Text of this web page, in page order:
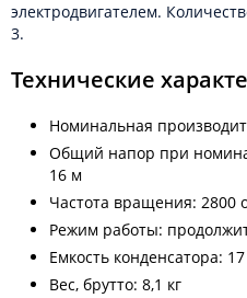
электродвигателем.
3.
Технические
Номинальная
Общий напор при
16 м
Частота вращения: 2800
Режим работы:
Емкость конденсатора:
Вес, брутто: 8,1 кг